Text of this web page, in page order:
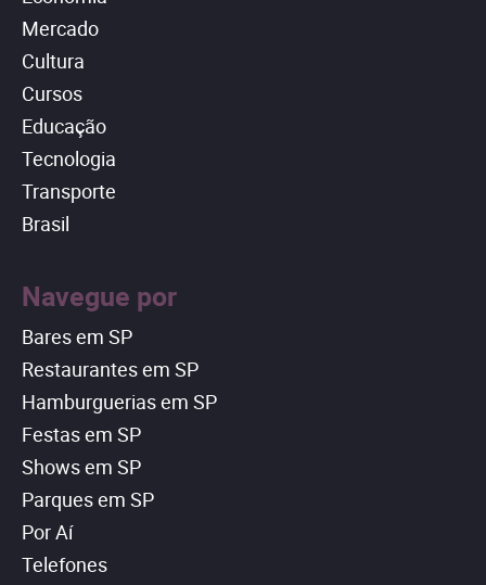
Mercado
Cultura
Cursos
Educação
Tecnologia
Transporte
Brasil
Navegue por
Bares em SP
Restaurantes em SP
Hamburguerias em SP
Festas em SP
Shows em SP
Parques em SP
Por Aí
Telefones